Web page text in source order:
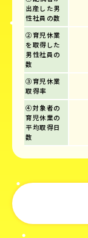
出産した男
性社員の数
②育児休業
を取得した
男性社員の
数
③育児休業
取得率
④対象者の
育児休業の
平均取得日
数